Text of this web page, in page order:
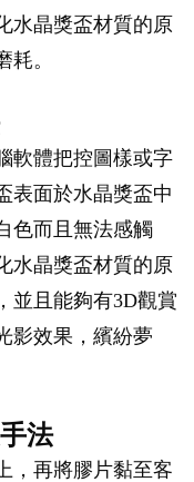
水晶獎盃材質的原
。
軟體把控圖樣或字
表面於水晶獎盃中
色而且無法感觸
水晶獎盃材質的原
並且能夠有3D觀賞
影效果，繽紛夢
法
，再將膠片黏至客